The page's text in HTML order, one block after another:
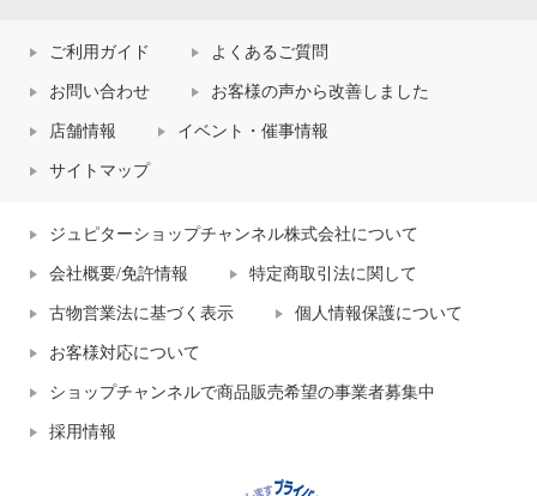
ご利用ガイド よくあるご質問
お問い合わせ お客様の声から改善しました
店舗情報 イベント・催事情報
サイトマップ
ジュピターショップチャンネル株式会社について
会社概要/免許情報 特定商取引法に関して
古物営業法に基づく表示 個人情報保護について
お客様対応について
ショップチャンネルで商品販売希望の事業者募集中
採用情報